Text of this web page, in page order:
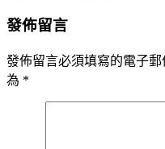
發佈留言
發佈留言必須填寫的電子郵
為 *